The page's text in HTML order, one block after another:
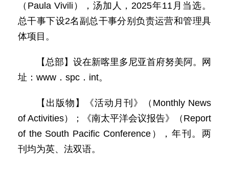
（Paula Vivili），汤加人，2025年11月当选。
总干事下设2名副总干事分别负责运营和管理具
体项目。
【总部】设在新喀里多尼亚首府努美阿。网
址：www．spc．int。
【出版物】《活动月刊》（Monthly News
of Activities）；《南太平洋会议报告》（Report
of the South Pacific Conference），年刊。两
刊均为英、法双语。